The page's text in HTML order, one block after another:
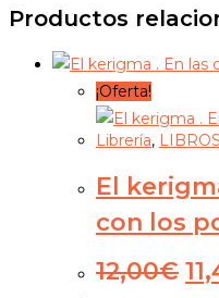
Productos
¡Oferta!
Librería, LIBROS
El
con los
12,00€